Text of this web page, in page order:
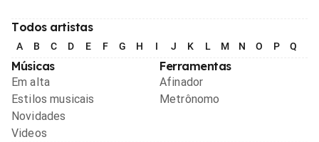
Todos artistas
A B C D E F G H I J K L M N O P Q
Músicas
Em alta
Estilos musicais
Novidades
Videos
Ferramentas
Afinador
Metrônomo